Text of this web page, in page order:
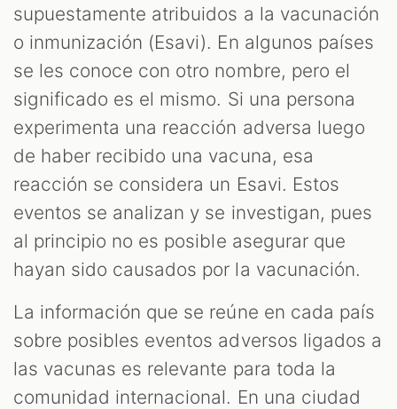
supuestamente atribuidos a la vacunación
o inmunización (Esavi). En algunos países
se les conoce con otro nombre, pero el
significado es el mismo. Si una persona
experimenta una reacción adversa luego
de haber recibido una vacuna, esa
reacción se considera un Esavi. Estos
eventos se analizan y se investigan, pues
al principio no es posible asegurar que
hayan sido causados por la vacunación.
La información que se reúne en cada país
sobre posibles eventos adversos ligados a
las vacunas es relevante para toda la
comunidad internacional. En una ciudad